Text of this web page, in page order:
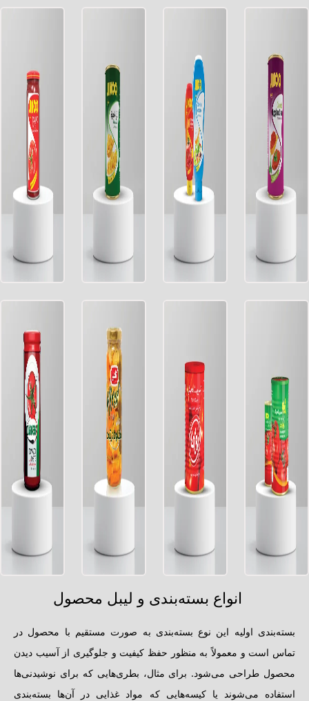
انواع بسته‌بندی و لیبل محصول
بسته‌بندی اولیه این نوع بسته‌بندی به صورت مستقیم با محصول در
تماس است و معمولاً به منظور حفظ کیفیت و جلوگیری از آسیب دیدن
محصول طراحی می‌شود. برای مثال، بطری‌هایی که برای نوشیدنی‌ها
استفاده می‌شوند یا کیسه‌هایی که مواد غذایی در آن‌ها بسته‌بندی